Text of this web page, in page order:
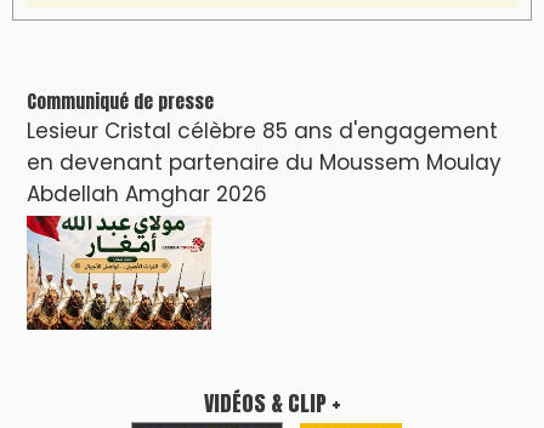
Communiqué de presse
Lesieur Cristal célèbre 85 ans d'engagement
en devenant partenaire du Moussem Moulay
Abdellah Amghar 2026
VIDÉOS & CLIP +